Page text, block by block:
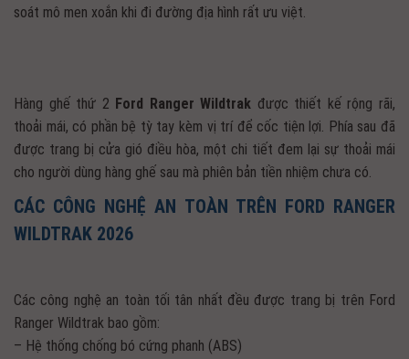
soát mô men xoắn khi đi đường địa hình rất ưu việt.
Hàng ghế thứ 2 Ford Ranger Wildtrak được thiết kế rộng rãi,
thoải mái, có phần bệ tỳ tay kèm vị trí để cốc tiện lợi. Phía sau đã
được trang bị cửa gió điều hòa, một chi tiết đem lại sự thoải mái
cho người dùng hàng ghế sau mà phiên bản tiền nhiệm chưa có.
CÁC CÔNG NGHỆ AN TOÀN TRÊN FORD RANGER
WILDTRAK 2026
Các công nghệ an toàn tối tân nhất đều được trang bị trên Ford
Ranger Wildtrak bao gồm:
– Hệ thống chống bó cứng phanh (ABS)